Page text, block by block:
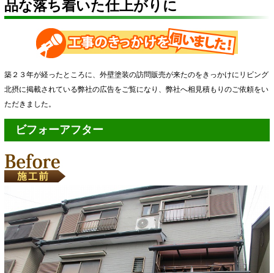
品な落ち着いた仕上がりに
築２３年が経ったところに、外壁塗装の訪問販売が来たのをきっかけにリビング
北摂に掲載されている弊社の広告をご覧になり、弊社へ相見積もりのご依頼をい
ただきました。
ビフォーアフター